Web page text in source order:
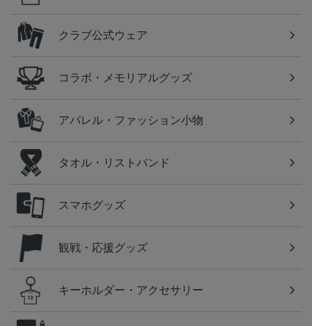
クラブ公式ウェア
コラボ・メモリアルグッズ
アパレル・ファッション小物
タオル・リストバンド
スマホグッズ
観戦・応援グッズ
キーホルダー・アクセサリー